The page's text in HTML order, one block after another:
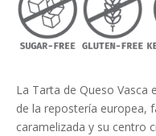
La Tarta de Queso Vasca
de la repostería europea,
caramelizada y su centro